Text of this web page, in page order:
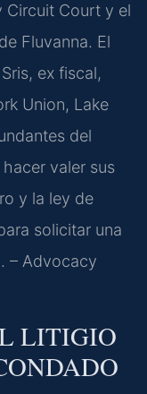
Circuit Court y el
Fluvanna. El
ex fiscal,
Union, Lake
del
valer sus
y la ley de
solicitar una
– Advocacy
LITIGIO